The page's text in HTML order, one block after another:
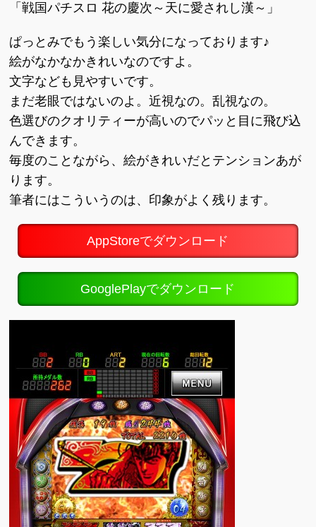
「戦国パチスロ 花の慶次～天に愛されし漢～」
ぱっとみでもう楽しい気分になっております♪
絵がなかなかきれいなのですよ。
文字なども見やすいです。
まだ老眼ではないのよ。近視なの。乱視なの。
色選びのクオリティーが高いのでパッと目に飛び込
んできます。
毎度のことながら、絵がきれいだとテンションあが
ります。
筆者にはこういうのは、印象がよく残ります。
AppStoreでダウンロード
GooglePlayでダウンロード